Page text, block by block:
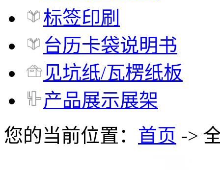
标签印刷
台历卡袋说明书
见坑纸/瓦楞纸板
产品展示展架
您的当前位置： 首页 ->